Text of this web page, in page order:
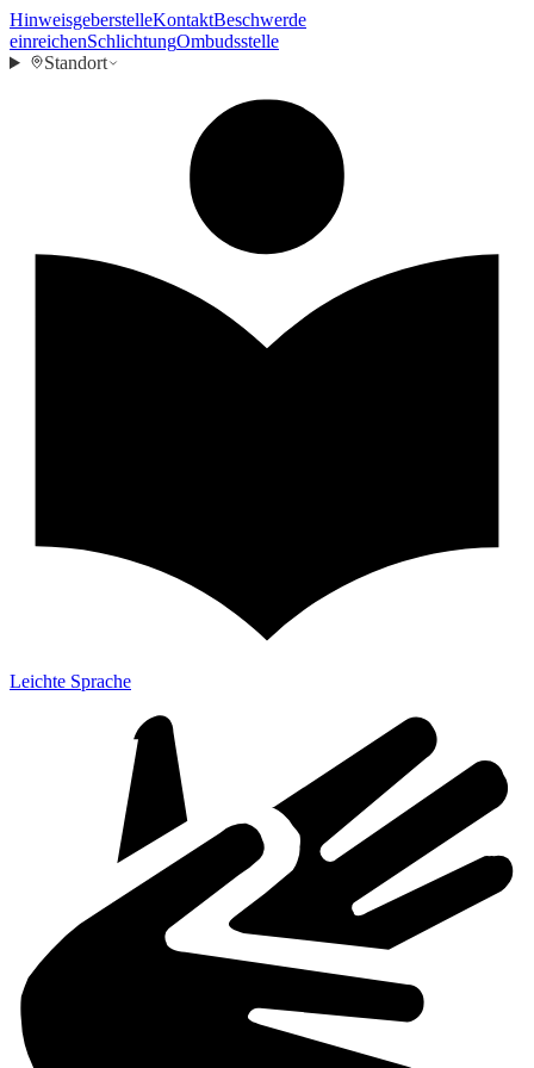
HinweisgeberstelleKontaktBeschwerde
einreichenSchlichtungOmbudsstelle
Standort
Leichte Sprache